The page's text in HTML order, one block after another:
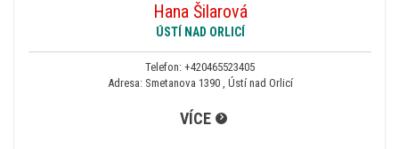
Hana Šilarová
ÚSTÍ NAD ORLICÍ
Telefon: +420465523405
Adresa: Smetanova 1390 , Ústí nad Orlicí
VÍCE